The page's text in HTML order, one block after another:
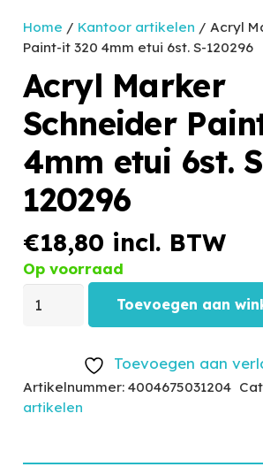
Home / Kantoor artikelen / Acryl
Paint-it 320 4mm etui 6st. S-120296
Acryl Marker
Schneider
4mm etui 6st.
120296
€18,80 incl. BTW
Op voorraad
Toevoegen aan
Toevoegen aan
Artikelnummer: 4004675031204
artikelen